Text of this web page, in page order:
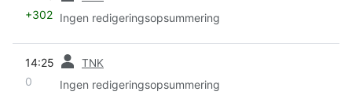
+302 Ingen redigeringsopsummering
14:25 TNK
0 Ingen redigeringsopsummering